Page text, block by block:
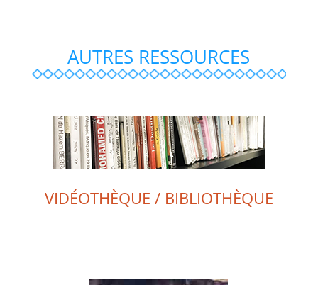
AUTRES RESSOURCES
VIDÉOTHÈQUE / BIBLIOTHÈQUE
VIDÉOTHÈQUE / BIBLIOTHÈQUE